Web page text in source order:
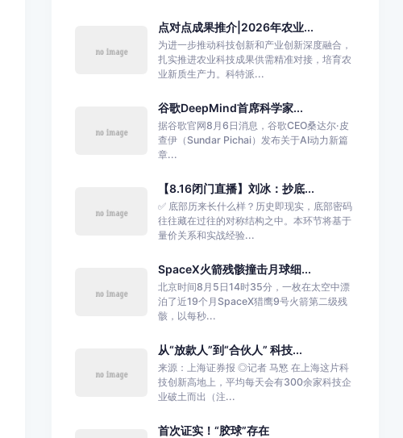
点对点成果推介|2026年农业...
为进一步推动科技创新和产业创新深度融合，
扎实推进农业科技成果供需精准对接，培育农
业新质生产力。科特派...
谷歌DeepMind首席科学家...
据谷歌官网8月6日消息，谷歌CEO桑达尔·皮
查伊（Sundar Pichai）发布关于AI动力新篇
章...
【8.16闭门直播】刘冰：抄底...
✅ 底部历来长什么样？历史即现实，底部密码
往往藏在过往的对称结构之中。本环节将基于
量价关系和实战经验...
SpaceX火箭残骸撞击月球细...
北京时间8月5日14时35分，一枚在太空中漂
泊了近19个月SpaceX猎鹰9号火箭第二级残
骸，以每秒...
从“放款人”到“合伙人” 科技...
来源：上海证券报 ◎记者 马慜 在上海这片科
技创新高地上，平均每天会有300余家科技企
业破土而出（注...
首次证实！“胶球”存在